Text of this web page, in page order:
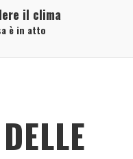
il clima
è in atto